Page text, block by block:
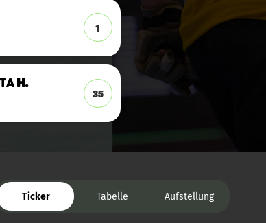
1
H.
35
Ticker Tabelle Aufstellung